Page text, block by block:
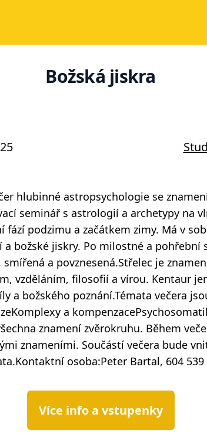
Božská jiskra
hlubinné astropsychologie se
seminář s astrologií a archetypy na
fází podzimu a začátkem zimy. Má v
božské jiskry. Po milostné a pohřební
a povznesená.Střelec je
vzděláním, filosofií a vírou. Kentaur
a božského poznání.Témata večera
a
znamení zvěrokruhu. Během
znameními. Součástí večera bude
osoba:Peter Bartal, 604 539
Více info a vstupenky